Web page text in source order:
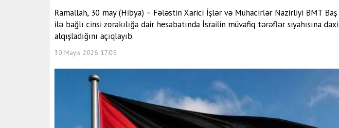
Ramallah, 30 may (Hibya) – Fələstin Xarici İşlər və Mühacirlər Nazirliyi BMT
ilə bağlı cinsi zorakılığa dair hesabatında İsrailin müvafiq tərəflər siyahısına
alqışladığını açıqlayıb.
30 Mayıs 2026 17:05